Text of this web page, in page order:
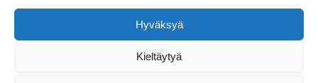
Hyväksyä
Kieltäytyä